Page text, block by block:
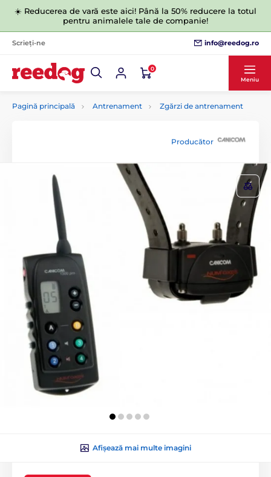
☀️ Reducerea de vară este aici! Până la 50% reducere la totul
pentru animalele tale de companie!
Scrieți-ne info@reedog.ro
0
Meniu
Pagină principală Antrenament Zgărzi de antrenament
Producător
Afișează mai multe imagini